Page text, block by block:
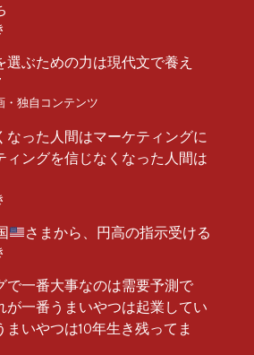
選ぶための力は現代文で養え
・独自コンテンツ
なった人間はマーケティングに
ィングを信じなくなった人間は
さまから、円高の指示受ける
で一番大事なのは需要予測で
が一番うまいやつは起業してい
まいやつは10年生き残ってま